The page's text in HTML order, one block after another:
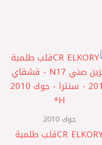
جوك 2010
CR ELKORY قلب طلمبة